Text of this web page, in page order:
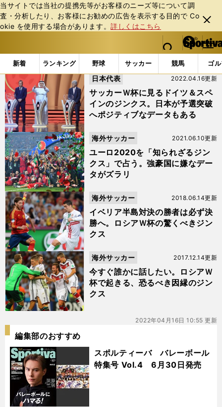
当サイトでは当社の提携先等がお客様のニーズ等について調
査・分析したり、お客様にお勧めの広告を表⽰する⽬的で Co
okie を使⽤する場合があります。詳しくはこちら
閉じ
る
web Sportiva (webスポルティーバ)
検索
マイペ
ー
ジ
メニュ
新着 ランキング 野球 サッカー 競馬 ゴ
b
ス
ル
テ
ィ
ー
バ
「#ジンクス」の最新ニュース・ 情報
サッカーＷ杯に見るドイツ＆スペ
インのジンクス。日本が予選突破
へポジティブなデータもある
2022.04.16更新
日本代表
ユーロ2020を「知られざるジン
クス」で占う。強豪国に嫌なデー
タがズラリ
2021.06.10更新
海外サッカー
イベリア半島対決の勝者は必ず決
勝へ。ロシアＷ杯の驚くべきジン
クス
2018.06.14更新
海外サッカー
今すぐ誰かに話したい。ロシアＷ
杯で起きる、恐るべき因縁のジン
クス
2017.12.14更新
海外サッカー
2022年04月16日 10:55 更新
編集部のおすすめ
スポルティーバ バレーボール
特集号 Vol.4 6月30日発売